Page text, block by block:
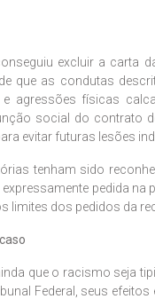
excluir a carta
que as condutas
agressões físicas
social do contrato
evitar futuras lesões
tenham sido
pedida
limites dos pedidos da
que o racismo seja
Federal, seus